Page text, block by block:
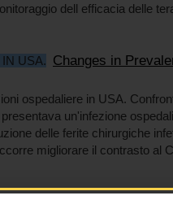
dell efficacia delle
USA. Changes in
ospedaliere in USA.
un'infezione
delle ferite chirurgiche
migliorare il contrasto al